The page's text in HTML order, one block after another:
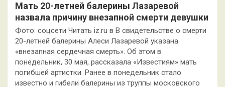
Мать 20-летней балерины Лазаревой
назвала причину внезапной смерти девушки
Фото: соцсети Читать iz.ru в В свидетельстве о смерти
20-летней балерины Алеси Лазаревой указана
«внезапная сердечная смерть». Об этом в
понедельник, 30 мая, рассказала «Известиям» мать
погибшей артистки. Ранее в понедельник стало
известно и гибели балерины из труппы московского